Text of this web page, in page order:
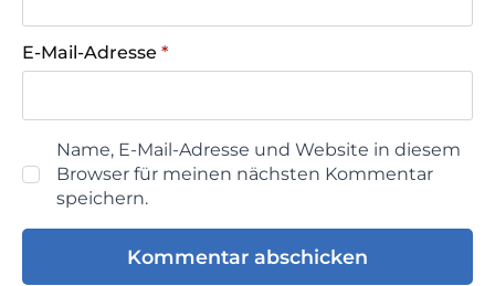
E-Mail-Adresse *
Name, E-Mail-Adresse und Website in diesem
Browser für meinen nächsten Kommentar
speichern.